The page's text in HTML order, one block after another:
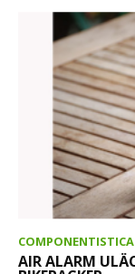
COMPONENTISTICA
AIR ALARM